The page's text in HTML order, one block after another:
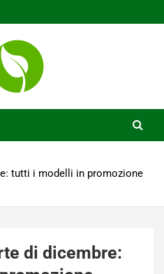
tutti i modelli in promozione
di dicembre: